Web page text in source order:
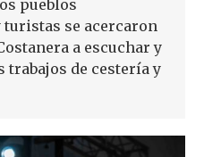
pueblos
se acercaron
a escuchar y
trabajos de cestería y